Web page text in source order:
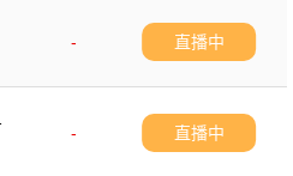
-
直播中
-
直播中